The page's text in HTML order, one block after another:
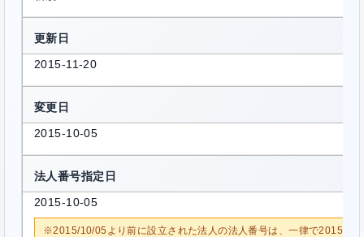
更新日
2015-11-20
変更日
2015-10-05
法人番号指定日
2015-10-05
※2015/10/05より前に設立された法人の法人番号は、一律で2015/10/